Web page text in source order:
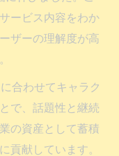
ービス内容をわか
ザーの理解度が高
合わせてキャラク
で、話題性と継続
の資産として蓄積
貢献しています。